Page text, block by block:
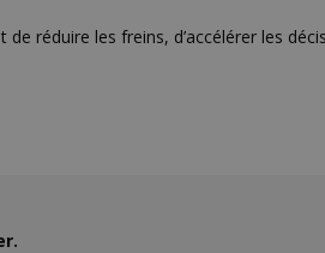
réduire les freins, d’accélérer les